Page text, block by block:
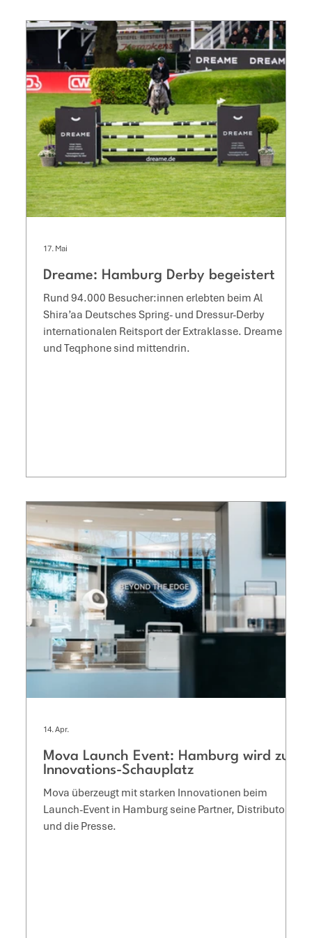
Dreame: Hamburg Derby begeistert
Rund 94.000 Besucher:innen erlebten beim Al
Shira’aa Deutsches Spring- und Dressur-Derby
internationalen Reitsport der Extraklasse. Dreame
und Teqphone sind mittendrin.
17. Mai
Mova Launch Event: Hamburg wird zum
Innovations-Schauplatz
Mova überzeugt mit starken Innovationen beim
Launch-Event in Hamburg seine Partner, Distributoren
und die Presse.
14. Apr.